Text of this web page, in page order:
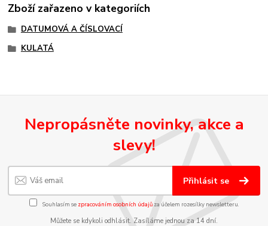
Zboží zařazeno v kategoriích
DATUMOVÁ A ČÍSLOVACÍ
KULATÁ
Nepropásněte novinky, akce a
slevy!
Přihlásit se
Souhlasím se zpracováním osobních údajůza účelem rozesílky newsletteru.
Můžete se kdykoli odhlásit. Zasíláme jednou za 14 dní.